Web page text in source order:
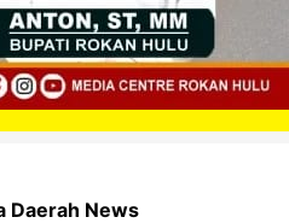
Daerah News